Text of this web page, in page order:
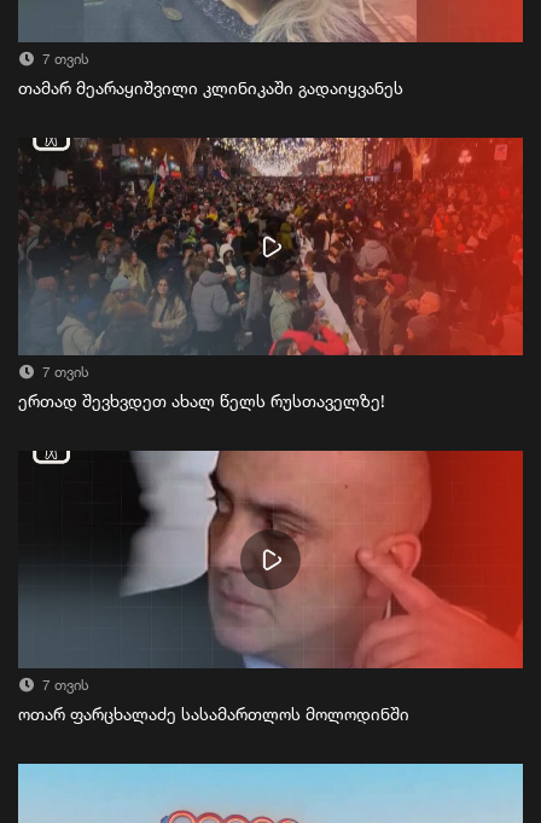
7 თვის
თამარ მეარაყიშვილი კლინიკაში გადაიყვანეს
7 თვის
ერთად შევხვდეთ ახალ წელს რუსთაველზე!
7 თვის
ოთარ ფარცხალაძე სასამართლოს მოლოდინში